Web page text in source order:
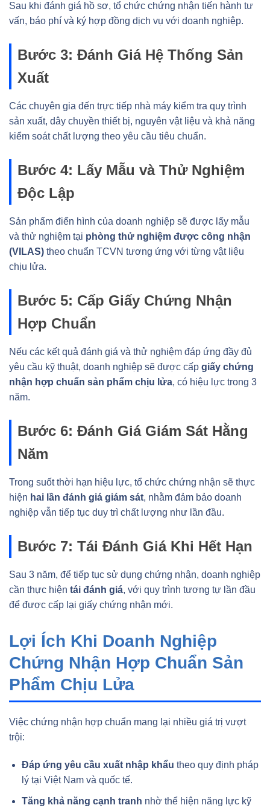
Sau khi đánh giá hồ sơ, tổ chức chứng nhận tiến hành tư
vấn, báo phí và ký hợp đồng dịch vụ với doanh nghiệp.
Bước 3: Đánh Giá Hệ Thống Sản
Xuất
Các chuyên gia đến trực tiếp nhà máy kiểm tra quy trình
sản xuất, dây chuyền thiết bị, nguyên vật liệu và khả năng
kiểm soát chất lượng theo yêu cầu tiêu chuẩn.
Bước 4: Lấy Mẫu và Thử Nghiệm
Độc Lập
Sản phẩm điển hình của doanh nghiệp sẽ được lấy mẫu
và thử nghiệm tại phòng thử nghiệm được công nhận
(VILAS) theo chuẩn TCVN tương ứng với từng vật liệu
chịu lửa.
Bước 5: Cấp Giấy Chứng Nhận
Hợp Chuẩn
Nếu các kết quả đánh giá và thử nghiệm đáp ứng đầy đủ
yêu cầu kỹ thuật, doanh nghiệp sẽ được cấp giấy chứng
nhận hợp chuẩn sản phẩm chịu lửa, có hiệu lực trong 3
năm.
Bước 6: Đánh Giá Giám Sát Hằng
Năm
Trong suốt thời hạn hiệu lực, tổ chức chứng nhận sẽ thực
hiện hai lần đánh giá giám sát, nhằm đảm bảo doanh
nghiệp vẫn tiếp tục duy trì chất lượng như lần đầu.
Bước 7: Tái Đánh Giá Khi Hết Hạn
Sau 3 năm, để tiếp tục sử dụng chứng nhận, doanh nghiệp
cần thực hiện tái đánh giá, với quy trình tương tự lần đầu
để được cấp lại giấy chứng nhận mới.
Lợi Ích Khi Doanh Nghiệp
Chứng Nhận Hợp Chuẩn Sản
Phẩm Chịu Lửa
Việc chứng nhận hợp chuẩn mang lại nhiều giá trị vượt
trội:
Đáp ứng yêu cầu xuất nhập khẩu theo quy định pháp
lý tại Việt Nam và quốc tế.
Tăng khả năng cạnh tranh nhờ thể hiện năng lực kỹ